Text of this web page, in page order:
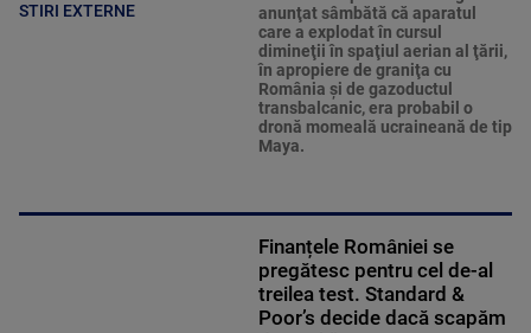
STIRI EXTERNE
anunţat sâmbătă că aparatul
care a explodat în cursul
dimineţii în spaţiul aerian al ţării,
în apropiere de graniţa cu
România şi de gazoductul
transbalcanic, era probabil o
dronă momeală ucraineană de tip
Maya.
Finanțele României se
pregătesc pentru cel de-al
treilea test. Standard &
Poor’s decide dacă scapăm